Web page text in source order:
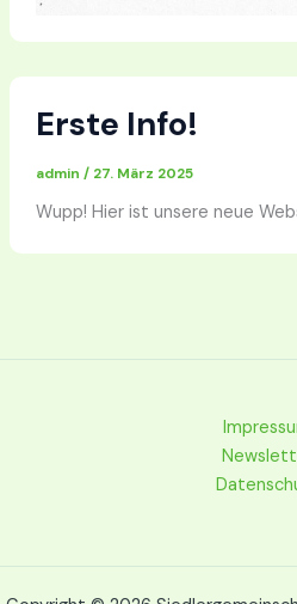
Erste Info!
admin / 27. März 2025
Wupp! Hier ist unsere neue